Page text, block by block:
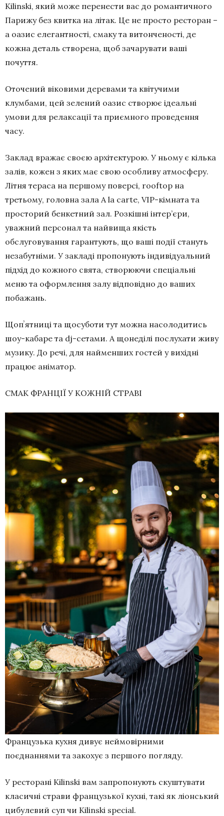
Kilinski, який може перенести вас до романтичного
Парижу без квитка на літак. Це не просто ресторан –
а оазис елегантності, смаку та витонченості, де
кожна деталь створена, щоб зачарувати ваші
почуття.
Оточений віковими деревами та квітучими
клумбами, цей зелений оазис створює ідеальні
умови для релаксації та приємного проведення
часу.
Заклад вражає своєю архітектурою. У ньому є кілька
залів, кожен з яких має свою особливу атмосферу.
Літня тераса на першому поверсі, rooftop на
третьому, головна зала A la carte, VIP-кімната та
просторий бенкетний зал. Розкішні інтер’єри,
уважний персонал та найвища якість
обслуговування гарантують, що ваші події стануть
незабутніми. У закладі пропонують індивідуальний
підхід до кожного свята, створюючи спеціальні
меню та оформлення залу відповідно до ваших
побажань.
Щопʼятниці та щосуботи тут можна насолодитись
шоу-кабаре та dj-сетами. А щонеділі послухати живу
музику. До речі, для найменших гостей у вихідні
працює аніматор.
СМАК ФРАНЦІЇ У КОЖНІЙ СТРАВІ
Французька кухня дивує неймовірними
поєднаннями та закохує з першого погляду.
У ресторані Kilinski вам запропонують скуштувати
класичні страви французької кухні, такі як ліонський
цибулевий суп чи Kilinski special.